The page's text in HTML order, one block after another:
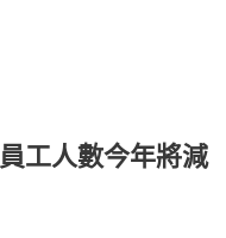
工人數今年將減